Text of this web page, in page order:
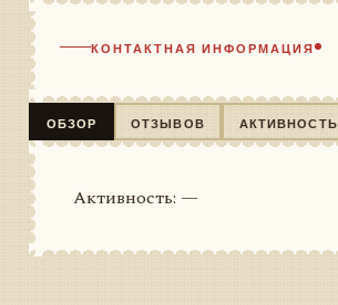
КОНТАКТНАЯ ИНФОРМАЦИЯ
ОБЗОР ОТЗЫВОВ АКТИВНОСТЬ
Активность: —